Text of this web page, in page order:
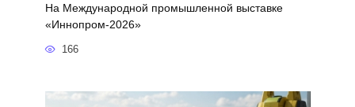
На Международной промышленной выставке
«Иннопром-2026»
166